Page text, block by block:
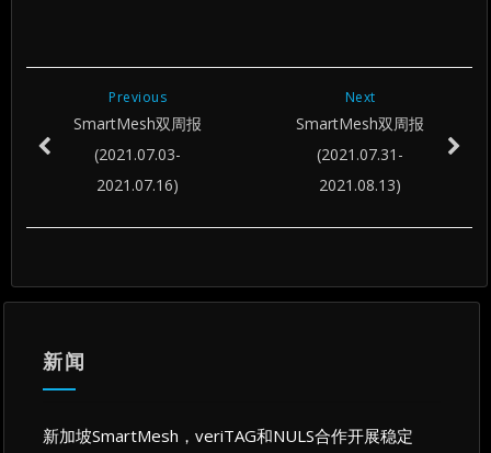
Next
SmartMesh双周报
(2021.07.31-
2021.08.13)
Previous
SmartMesh双周报
(2021.07.03-
2021.07.16)
新闻
新加坡SmartMesh，veriTAG和NULS合作开展稳定